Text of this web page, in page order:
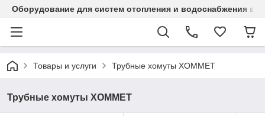
Оборудование для систем отопления и водоснабжения в
Товары и услуги Трубные хомуты ХОММЕТ
Трубные хомуты ХОММЕТ